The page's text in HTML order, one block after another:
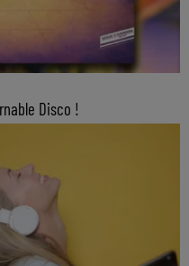
Disco !